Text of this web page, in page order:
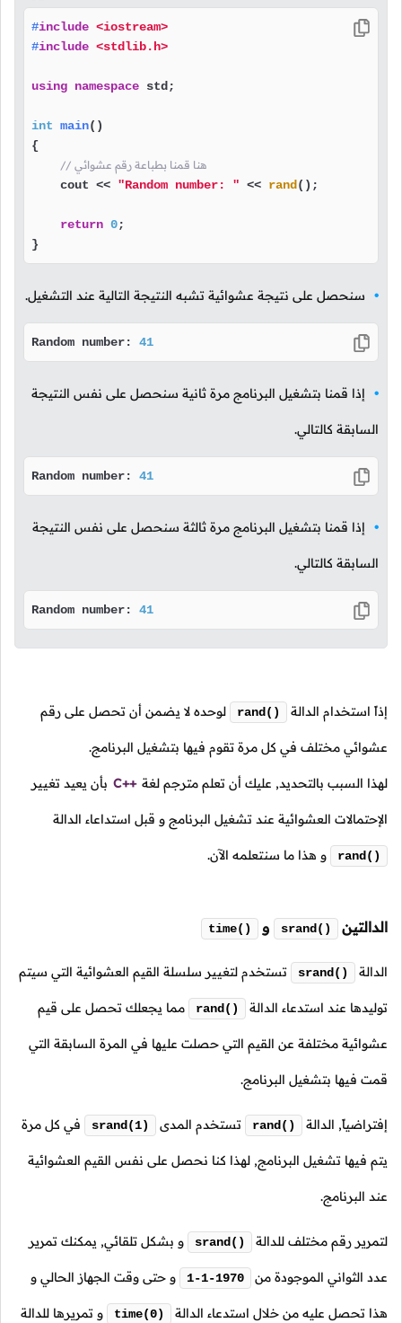
#include <iostream>
#include <stdlib.h>
using namespace std;
int main()
{
// هنا قمنا بطباعة رقم عشوائي
    cout <<
"Random number: " << rand ();
return 0;
}
سنحصل على نتيجة عشوائية تشبه النتيجة التالية عند التشغيل.
Random number: 41
إذا قمنا بتشغيل البرنامج مرة ثانية سنحصل على نفس النتيجة
السابقة كالتالي.
Random number: 41
إذا قمنا بتشغيل البرنامج مرة ثالثة سنحصل على نفس النتيجة
السابقة كالتالي.
Random number: 41
إذاً استخدام الدالة rand() لوحده لا يضمن أن تحصل على رقم
عشوائي مختلف في كل مرة تقوم فيها بتشغيل البرنامج.
لهذا السبب بالتحديد, عليك أن تعلم مترجم لغة C++ بأن يعيد تغيير
الإحتمالات العشوائية عند تشغيل البرنامج و قبل استداعاء الدالة
rand() و هذا ما سنتعلمه الآن.
الدالتين srand() و time()
الدالة srand() تستخدم لتغيير سلسلة القيم العشوائية التي سيتم
توليدها عند استدعاء الدالة rand() مما يجعلك تحصل على قيم
عشوائية مختلفة عن القيم التي حصلت عليها في المرة السابقة التي
قمت فيها بتشغيل البرنامج.
إفتراضياً, الدالة rand() تستخدم المدى srand(1) في كل مرة
يتم فيها تشغيل البرنامج, لهذا كنا نحصل على نفس القيم العشوائية
عند البرنامج.
لتمرير رقم مختلف للدالة srand() و بشكل تلقائي, يمكنك تمرير
عدد الثواني الموجودة من 1-1-1970 و حتى وقت الجهاز الحالي و
هذا تحصل عليه من خلال استدعاء الدالة time(0) و تمريرها للدالة